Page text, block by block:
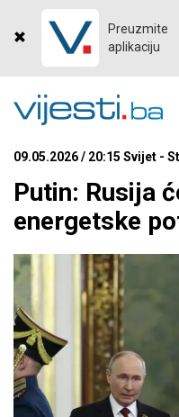
Preuzmite
aplikaciju
09.05.2026 / 20:15 Svijet -
Putin: Rusija
energetske